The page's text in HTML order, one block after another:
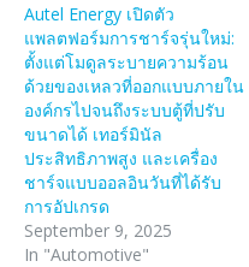
Autel Energy เปิดตัว
แพลตฟอร์มการชาร์จรุ่นใหม่:
ตั้งแต่โมดูลระบายความร้อน
ด้วยของเหลวที่ออกแบบภายใน
องค์กรไปจนถึงระบบตู้ที่ปรับ
ขนาดได้ เทอร์มินัล
ประสิทธิภาพสูง และเครื่อง
ชาร์จแบบออลอินวันที่ได้รับ
การอัปเกรด
September 9, 2025
In "Automotive"